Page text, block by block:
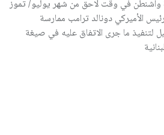
واشنطن في وقت لاحق من شهر يوليو/ تموز
الأميركي دونالد ترامب ممارسة
لتنفيذ ما جرى الاتفاق عليه في صيغة